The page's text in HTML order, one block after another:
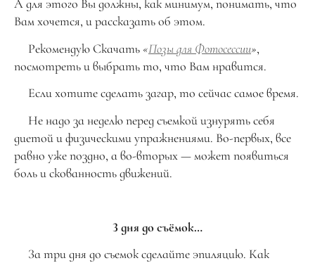
А для этого Вы должны, как минимум, понимать, что
Вам хочется, и рассказать об этом.
Рекомендую Скачать «Позы для Фотосессии»,
посмотреть и выбрать то, что Вам нравится.
Если хотите сделать загар, то сейчас самое время.
Не надо за неделю перед съемкой изнурять себя
диетой и физическими упражнениями. Во-первых, все
равно уже поздно, а во-вторых — может появиться
боль и скованность движений.
3 дня до съёмок…
За три дня до съемок сделайте эпиляцию. Как